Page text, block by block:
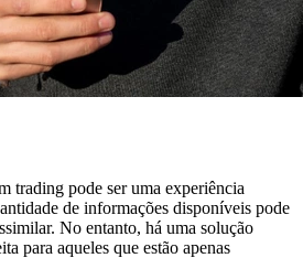
trading pode ser uma experiência
de informações disponíveis pode
No entanto, há uma solução
para aqueles que estão apenas